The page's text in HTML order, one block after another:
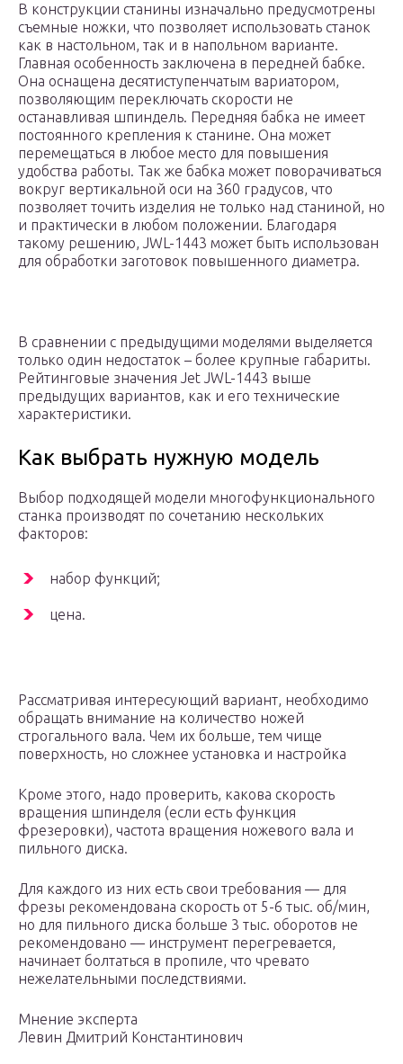
В конструкции станины изначально предусмотрены
съемные ножки, что позволяет использовать станок
как в настольном, так и в напольном варианте.
Главная особенность заключена в передней бабке.
Она оснащена десятиступенчатым вариатором,
позволяющим переключать скорости не
останавливая шпиндель. Передняя бабка не имеет
постоянного крепления к станине. Она может
перемещаться в любое место для повышения
удобства работы. Так же бабка может поворачиваться
вокруг вертикальной оси на 360 градусов, что
позволяет точить изделия не только над станиной, но
и практически в любом положении. Благодаря
такому решению, JWL-1443 может быть использован
для обработки заготовок повышенного диаметра.
В сравнении с предыдущими моделями выделяется
только один недостаток – более крупные габариты.
Рейтинговые значения Jet JWL-1443 выше
предыдущих вариантов, как и его технические
характеристики.
Как выбрать нужную модель
Выбор подходящей модели многофункционального
станка производят по сочетанию нескольких
факторов:
набор функций;
цена.
Рассматривая интересующий вариант, необходимо
обращать внимание на количество ножей
строгального вала. Чем их больше, тем чище
поверхность, но сложнее установка и настройка
Кроме этого, надо проверить, какова скорость
вращения шпинделя (если есть функция
фрезеровки), частота вращения ножевого вала и
пильного диска.
Для каждого из них есть свои требования — для
фрезы рекомендована скорость от 5-6 тыс. об/мин,
но для пильного диска больше 3 тыс. оборотов не
рекомендовано — инструмент перегревается,
начинает болтаться в пропиле, что чревато
нежелательными последствиями.
Мнение эксперта
Левин Дмитрий Константинович